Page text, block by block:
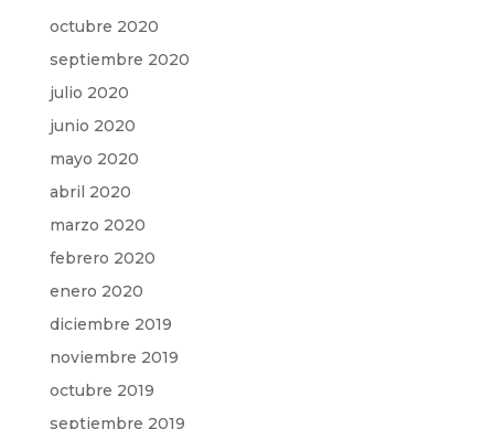
octubre 2020
septiembre 2020
julio 2020
junio 2020
mayo 2020
abril 2020
marzo 2020
febrero 2020
enero 2020
diciembre 2019
noviembre 2019
octubre 2019
septiembre 2019